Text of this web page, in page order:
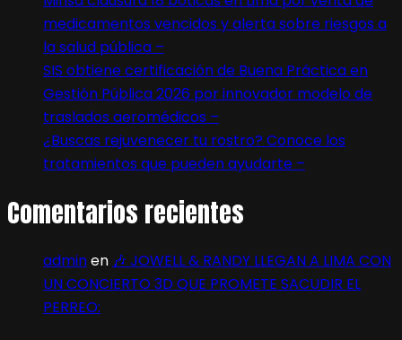
medicamentos vencidos y alerta sobre riesgos a
la salud pública –
SIS obtiene certificación de Buena Práctica en
Gestión Pública 2026 por innovador modelo de
traslados aeromédicos –
¿Buscas rejuvenecer tu rostro? Conoce los
tratamientos que pueden ayudarte –
Comentarios recientes
adminen 🎶 JOWELL & RANDY LLEGAN A LIMA CON
UN CONCIERTO 3D QUE PROMETE SACUDIR EL
PERREO: